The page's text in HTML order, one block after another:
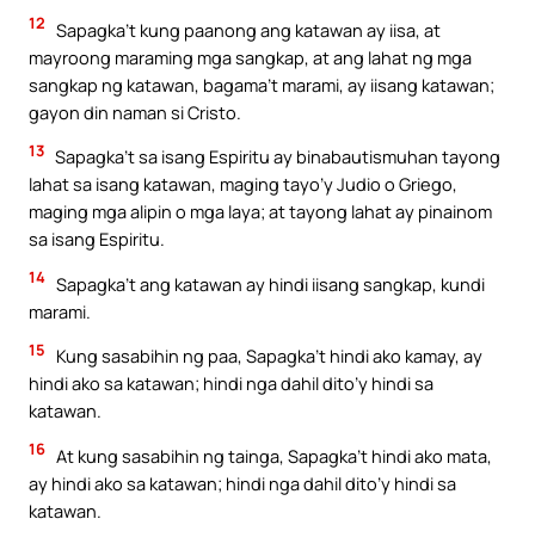
12 Sapagka’t kung paanong ang katawan ay iisa, at
mayroong maraming mga sangkap, at ang lahat ng mga
sangkap ng katawan, bagama’t marami, ay iisang katawan;
gayon din naman si Cristo.
13 Sapagka’t sa isang Espiritu ay binabautismuhan tayong
lahat sa isang katawan, maging tayo’y Judio o Griego,
maging mga alipin o mga laya; at tayong lahat ay pinainom
sa isang Espiritu.
14 Sapagka’t ang katawan ay hindi iisang sangkap, kundi
marami.
15
Kung sasabihin ng paa, Sapagka’t hindi ako kamay, ay
hindi ako sa katawan; hindi nga dahil dito’y hindi sa
katawan.
16 At kung sasabihin ng tainga, Sapagka’t hindi ako mata,
ay hindi ako sa katawan; hindi nga dahil dito’y hindi sa
katawan.